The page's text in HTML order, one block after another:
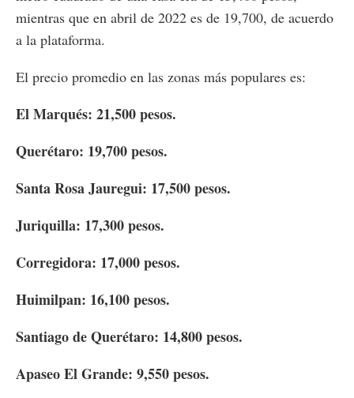
mientras que en abril de 2022 es de 19,700, de acuerdo
a la plataforma.
El precio promedio en las zonas más populares es:
El Marqués: 21,500 pesos.
Querétaro: 19,700 pesos.
Santa Rosa Jauregui: 17,500 pesos.
Juriquilla: 17,300 pesos.
Corregidora: 17,000 pesos.
Huimilpan: 16,100 pesos.
Santiago de Querétaro: 14,800 pesos.
Apaseo El Grande: 9,550 pesos.